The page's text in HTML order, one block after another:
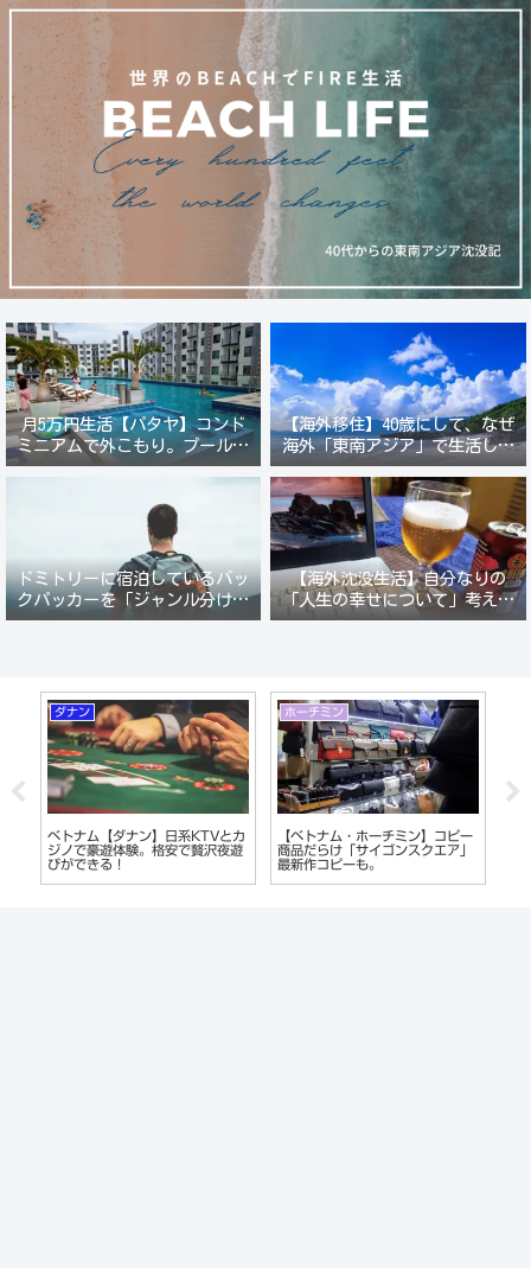
月5万円生活【パタヤ】コンド
ミニアムで外こもり。プール付
き新築コンドでステーキ&ウオ
【海外移住】40歳にして、なぜ
海外「東南アジア」で生活しよ
うと思ったのか？
ドミトリーに宿泊しているバッ
クパッカーを「ジャンル分けし
て人間観察」が楽しい。
【海外沈没生活】自分なりの
「人生の幸せについて」考えて
みる。
ダナン
ベトナム【ダナン】日系KTVとカ
ジノで豪遊体験。格安で贅沢夜遊
びができる！
ホーチミン
【ベトナム・ホーチミン】コピー
商品だらけ「サイゴンスクエア」
最新作コピーも。